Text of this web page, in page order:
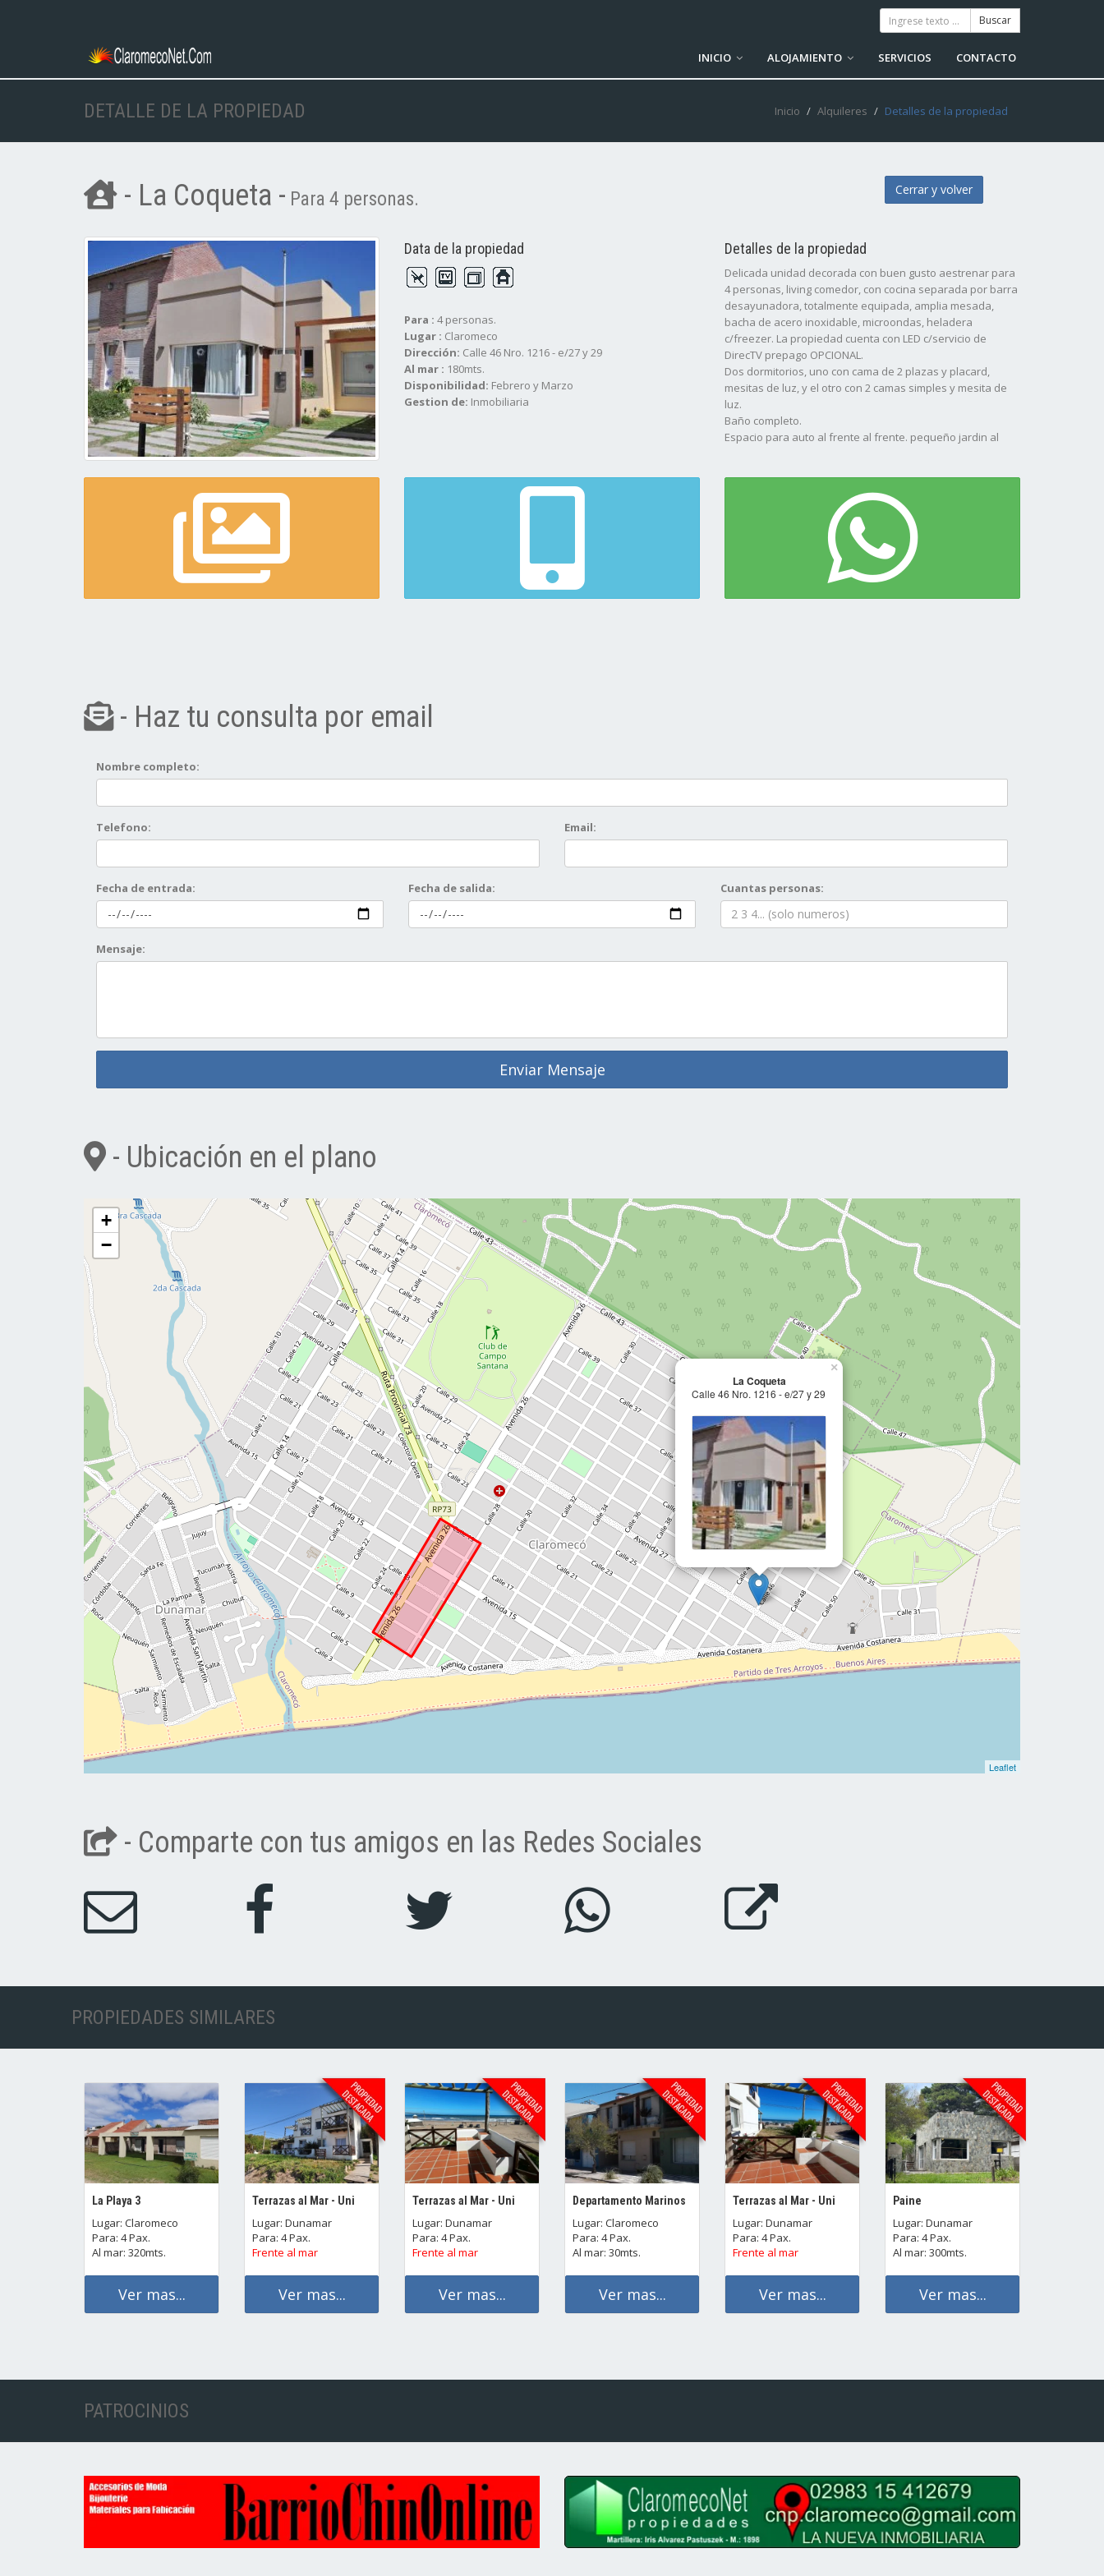
INICIO ALOJAMIENTO SERVICIOS CONTACTO
DETALLE DE LA PROPIEDAD Inicio Alquileres Detalles de la propiedad
- La Coqueta - Para 4 personas. Cerrar y volver
Data de la propiedad
Para : 4 personas.
Lugar : Claromeco
Dirección: Calle 46 Nro. 1216 - e/27 y 29
Al mar : 180mts.
Disponibilidad: Febrero y Marzo
Gestion de: Inmobiliaria
Detalles de la propiedad
Delicada unidad decorada con buen gusto aestrenar para
4 personas, living comedor, con cocina separada por barra
desayunadora, totalmente equipada, amplia mesada,
bacha de acero inoxidable, microondas, heladera
c/freezer. La propiedad cuenta con LED c/servicio de
DirecTV prepago OPCIONAL.
Dos dormitorios, uno con cama de 2 plazas y placard,
mesitas de luz, y el otro con 2 camas simples y mesita de
luz.
Baño completo.
Espacio para auto al frente al frente. pequeño jardin al
- Haz tu consulta por email
Nombre completo:
Telefono: Email:
Fecha de entrada: Fecha de salida: Cuantas personas:
Mensaje:
Enviar Mensaje
- Ubicación en el plano
La Coqueta
Calle 46 Nro. 1216 - e/27 y 29
×
+
−
Leaflet
- Comparte con tus amigos en las Redes Sociales
PROPIEDADES SIMILARES
La Playa 3
Lugar: Claromeco
Para: 4 Pax.
Al mar: 320mts.
Ver mas...
Terrazas al Mar - Uni
Lugar: Dunamar
Para: 4 Pax.
Frente al mar
Ver mas...
Terrazas al Mar - Uni
Lugar: Dunamar
Para: 4 Pax.
Frente al mar
Ver mas...
Departamento Marinos
Lugar: Claromeco
Para: 4 Pax.
Al mar: 30mts.
Ver mas...
Terrazas al Mar - Uni
Lugar: Dunamar
Para: 4 Pax.
Frente al mar
Ver mas...
Paine
Lugar: Dunamar
Para: 4 Pax.
Al mar: 300mts.
Ver mas...
PATROCINIOS